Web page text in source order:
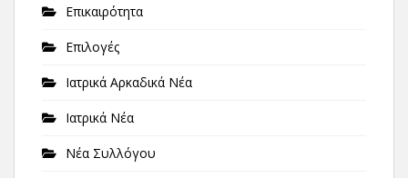
Επικαιρότητα
Επιλογές
Ιατρικά Αρκαδικά Νέα
Ιατρικά Νέα
Νέα Συλλόγου